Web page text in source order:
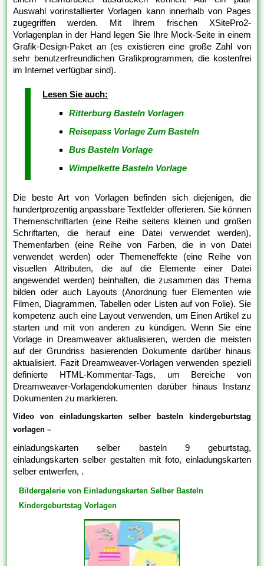
Auswahl vorinstallierter Vorlagen kann innerhalb von Pages
zugegriffen werden. Mit Ihrem frischen XSitePro2-
Vorlagenplan in der Hand legen Sie Ihre Mock-Seite in einem
Grafik-Design-Paket an (es existieren eine große Zahl von
sehr benutzerfreundlichen Grafikprogrammen, die kostenfrei
im Internet verfügbar sind).
Lesen Sie auch:
Ritterburg Basteln Vorlagen
Reisepass Vorlage Zum Basteln
Bus Basteln Vorlage
Wimpelkette Basteln Vorlage
Die beste Art von Vorlagen befinden sich diejenigen, die
hundertprozentig anpassbare Textfelder offerieren. Sie können
Themenschriftarten (eine Reihe seitens kleinen und großen
Schriftarten, die herauf eine Datei verwendet werden),
Themenfarben (eine Reihe von Farben, die in von Datei
verwendet werden) oder Themeneffekte (eine Reihe von
visuellen Attributen, die auf die Elemente einer Datei
angewendet werden) beinhalten, die zusammen das Thema
bilden oder auch Layouts (Anordnung fuer Elementen wie
Filmen, Diagrammen, Tabellen oder Listen auf von Folie). Sie
kompetenz auch eine Layout verwenden, um Einen Artikel zu
starten und mit von anderen zu kündigen. Wenn Sie eine
Vorlage in Dreamweaver aktualisieren, werden die meisten
auf der Grundriss basierenden Dokumente darüber hinaus
aktualisiert. Fazit Dreamweaver-Vorlagen verwenden speziell
definierte HTML-Kommentar-Tags, um Bereiche von
Dreamweaver-Vorlagendokumenten darüber hinaus Instanz
Dokumenten zu markieren.
Video von einladungskarten selber basteln kindergeburtstag
vorlagen –
einladungskarten selber basteln 9 geburtstag,
einladungskarten selber gestalten mit foto, einladungskarten
selber entwerfen, .
Bildergalerie von Einladungskarten Selber Basteln
Kindergeburtstag Vorlagen